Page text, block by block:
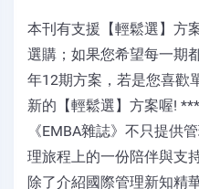
本刊有支援【輕鬆選】方
選購；如果您希望每一期
年12期方案，若是您喜歡
新的【輕鬆選】方案喔!
《EMBA雜誌》不只提供
理旅程上的一份陪伴與支
除了介紹國際管理新知精